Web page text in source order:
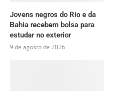
Jovens negros do Rio e da
Bahia recebem bolsa para
estudar no exterior
9 de agosto de 2026